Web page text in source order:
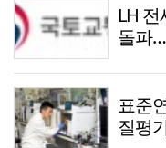
LH
돌파
표준
질평